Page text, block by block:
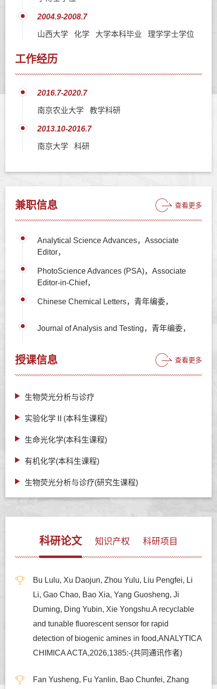
2004.9-2008.7
山西大学 化学 大学本科毕业 理学学士学位
工作经历
2016.7-2020.7
南京农业大学 教学科研
2013.10-2016.7
南京大学 科研
兼职信息 查看更多
Analytical Science Advances，Associate
Editor，
PhotoScience Advances (PSA)，Associate
Editor-in-Chief，
Chinese Chemical Letters，青年编委，
Journal of Analysis and Testing，青年编委，
授课信息 查看更多
生物荧光分析与诊疗
实验化学Ⅱ(本科生课程)
生命光化学(本科生课程)
有机化学(本科生课程)
生物荧光分析与诊疗(研究生课程)
科研论文 知识产权 科研项目
Bu Lulu, Xu Daojun, Zhou Yulu, Liu Pengfei, Li
Li, Gao Chao, Bao Xia, Yang Guosheng, Ji
Duming, Ding Yubin, Xie Yongshu.A recyclable
and tunable fluorescent sensor for rapid
detection of biogenic amines in food,ANALYTICA
CHIMICA ACTA,2026,1385:-(共同通讯作者)
Fan Yusheng, Fu Yanlin, Bao Chunfei, Zhang